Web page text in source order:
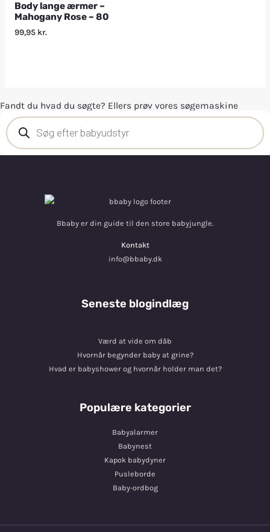
Body lange ærmer –
Mahogany Rose – 80
99,95 kr.
Fandt du hvad du søgte? Ellers prøv vores søgemaskine
Bbaby er din guide til den store babyjungle.
Kontakt
info@bbaby.dk
Seneste blogindlæg
Værd at vide om dåb
Hvornår begynder baby at grine?
Hvad er babyshower og hvornår holder man det?
Populære kategorier
Babyalarmer
Babynest
Kapok babydyner
Pusleborde
Baby-ordbog